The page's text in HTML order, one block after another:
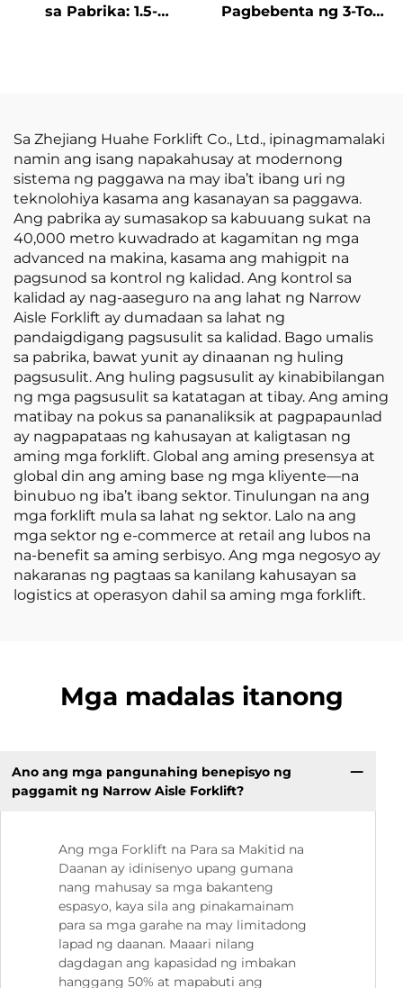
sa Pabrika: 1.5-
Terreno
Pagbebenta ng 3-Ton
Sa Zhejiang Huahe Forklift Co., Ltd., ipinagmamalaki
namin ang isang napakahusay at modernong
sistema ng paggawa na may iba’t ibang uri ng
teknolohiya kasama ang kasanayan sa paggawa.
Ang pabrika ay sumasakop sa kabuuang sukat na
40,000 metro kuwadrado at kagamitan ng mga
advanced na makina, kasama ang mahigpit na
pagsunod sa kontrol ng kalidad. Ang kontrol sa
kalidad ay nag-aaseguro na ang lahat ng Narrow
Aisle Forklift ay dumadaan sa lahat ng
pandaigdigang pagsusulit sa kalidad. Bago umalis
sa pabrika, bawat yunit ay dinaanan ng huling
pagsusulit. Ang huling pagsusulit ay kinabibilangan
ng mga pagsusulit sa katatagan at tibay. Ang aming
matibay na pokus sa pananaliksik at pagpapaunlad
ay nagpapataas ng kahusayan at kaligtasan ng
aming mga forklift. Global ang aming presensya at
global din ang aming base ng mga kliyente—na
binubuo ng iba’t ibang sektor. Tinulungan na ang
mga forklift mula sa lahat ng sektor. Lalo na ang
mga sektor ng e-commerce at retail ang lubos na
na-benefit sa aming serbisyo. Ang mga negosyo ay
nakaranas ng pagtaas sa kanilang kahusayan sa
logistics at operasyon dahil sa aming mga forklift.
Mga madalas itanong
Ano ang mga pangunahing benepisyo ng
paggamit ng Narrow Aisle Forklift?
Ang mga Forklift na Para sa Makitid na
Daanan ay idinisenyo upang gumana
nang mahusay sa mga bakanteng
espasyo, kaya sila ang pinakamainam
para sa mga garahe na may limitadong
lapad ng daanan. Maaari nilang
dagdagan ang kapasidad ng imbakan
hanggang 50% at mapabuti ang